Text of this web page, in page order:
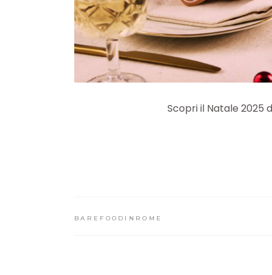
Scopri il Natale 2025
BAREFOODINROME